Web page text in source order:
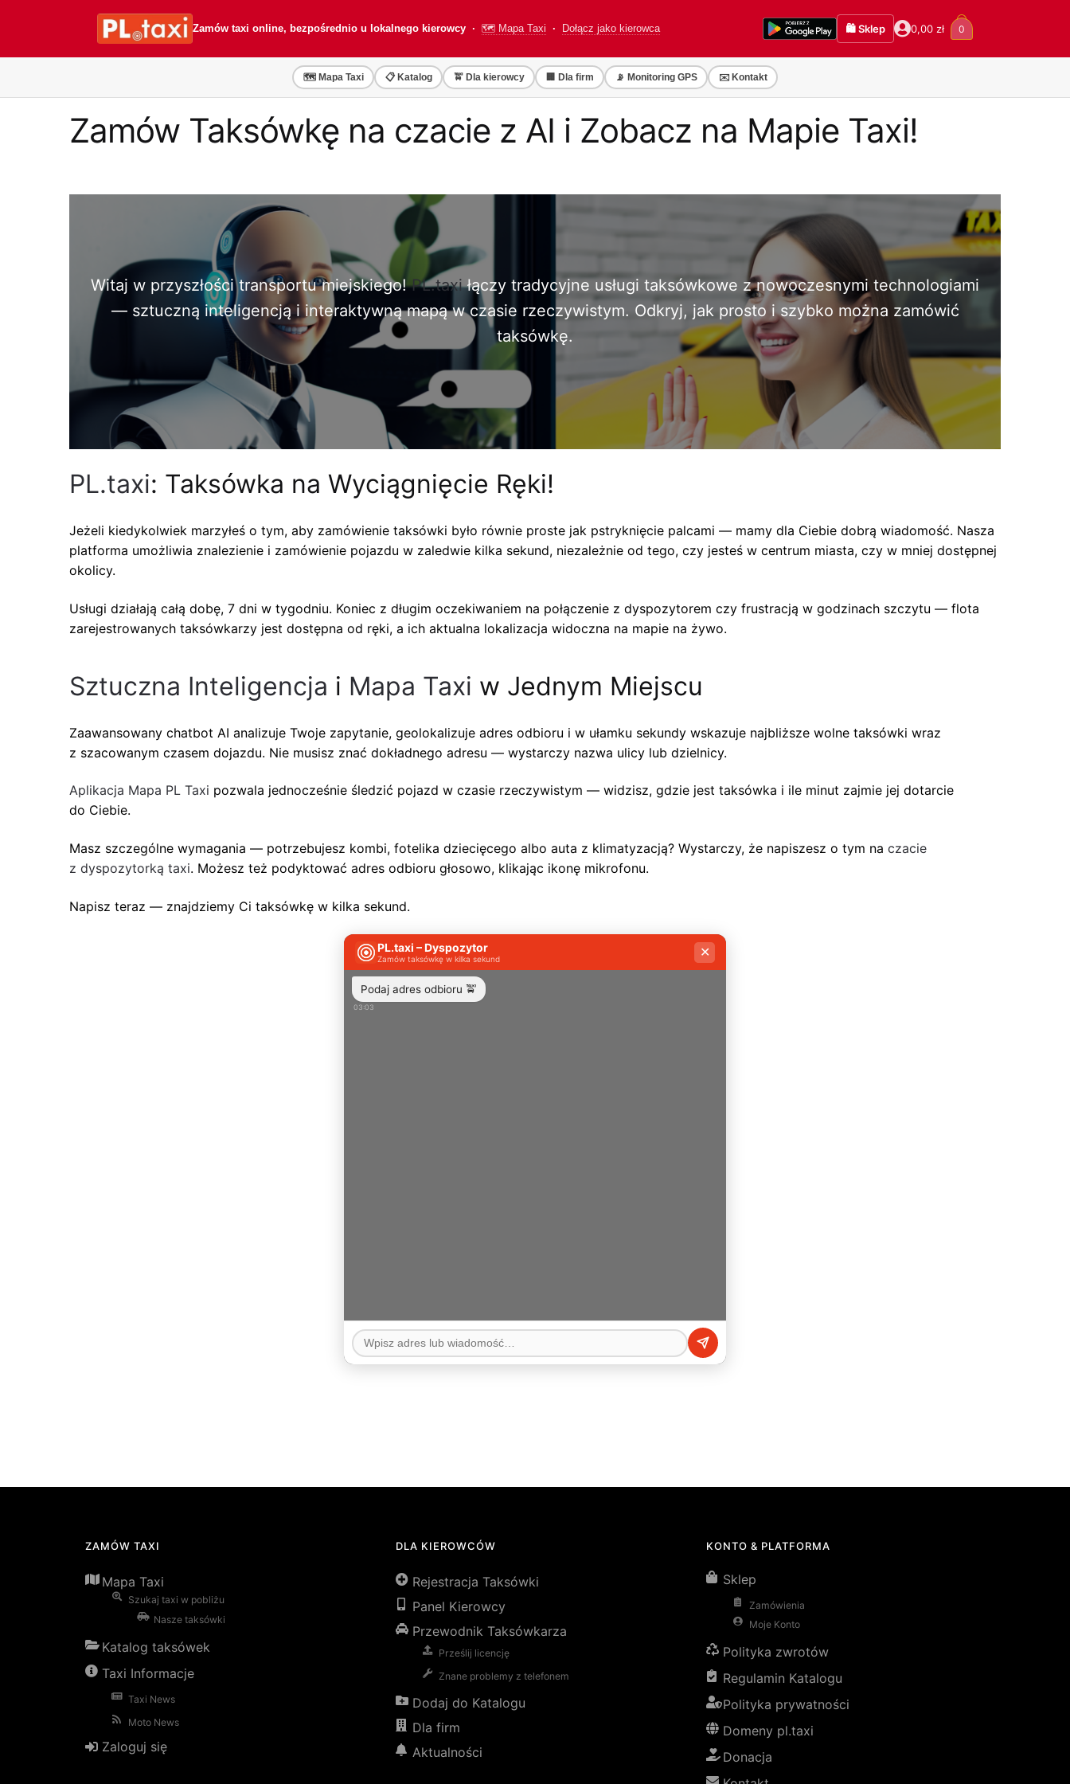
Zamów taxi online, bezpośrednio u lokalnego kierowcy · 🗺️ Mapa Taxi · Dołącz jako kierowca 🛍️ Sklep 0,00 zł 0
🗺️ Mapa Taxi 📋 Katalog 🚖 Dla kierowcy 🏢 Dla firm 📡 Monitoring GPS ✉️ Kontakt
Zamów Taksówkę na czacie z AI i Zobacz na Mapie Taxi!
Witaj w przyszłości transportu miejskiego!PL.taxiłączy tradycyjne usługi taksówkowe z nowoczesnymi technologiami
— sztuczną inteligencją i interaktywną mapą w czasie rzeczywistym. Odkryj, jak prosto i szybko można zamówić
taksówkę.
PL.taxi: Taksówka na Wyciągnięcie Ręki!
Jeżeli kiedykolwiek marzyłeś o tym, aby zamówienie taksówki było równie proste jak pstryknięcie palcami — mamy dla Ciebie dobrą wiadomość. Nasza
platforma umożliwia znalezienie i zamówienie pojazdu w zaledwie kilka sekund, niezależnie od tego, czy jesteś w centrum miasta, czy w mniej dostępnej
okolicy.
Usługi działają całą dobę, 7 dni w tygodniu. Koniec z długim oczekiwaniem na połączenie z dyspozytorem czy frustracją w godzinach szczytu — flota
zarejestrowanych taksówkarzy jest dostępna od ręki, a ich aktualna lokalizacja widoczna na mapie na żywo.
Sztuczna Inteligencja i Mapa Taxi w Jednym Miejscu
Zaawansowany chatbot AI analizuje Twoje zapytanie, geolokalizuje adres odbioru i w ułamku sekundy wskazuje najbliższe wolne taksówki wraz
z szacowanym czasem dojazdu. Nie musisz znać dokładnego adresu — wystarczy nazwa ulicy lub dzielnicy.
Aplikacja Mapa PL Taxi pozwala jednocześnie śledzić pojazd w czasie rzeczywistym — widzisz, gdzie jest taksówka i ile minut zajmie jej dotarcie
do Ciebie.
Masz szczególne wymagania — potrzebujesz kombi, fotelika dziecięcego albo auta z klimatyzacją? Wystarczy, że napiszesz o tym na czacie
z dyspozytorką taxi. Możesz też podyktować adres odbioru głosowo, klikając ikonę mikrofonu.
Napisz teraz — znajdziemy Ci taksówkę w kilka sekund.
ZAMÓW TAXI
Mapa Taxi
Szukaj taxi w pobliżu
Nasze taksówki
Katalog taksówek
Taxi Informacje
Taxi News
Moto News
Zaloguj się
DLA KIEROWCÓW
Rejestracja Taksówki
Panel Kierowcy
Przewodnik Taksówkarza
Prześlij licencję
Znane problemy z telefonem
Dodaj do Katalogu
Dla firm
Aktualności
KONTO & PLATFORMA
Sklep
Zamówienia
Moje Konto
Polityka zwrotów
Regulamin Katalogu
Polityka prywatności
Domeny pl.taxi
Donacja